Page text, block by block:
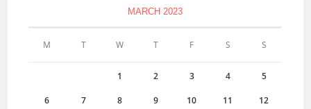
MARCH 2023
M T W T F S S
1 2 3 4 5
6 7 8 9 10 11 12